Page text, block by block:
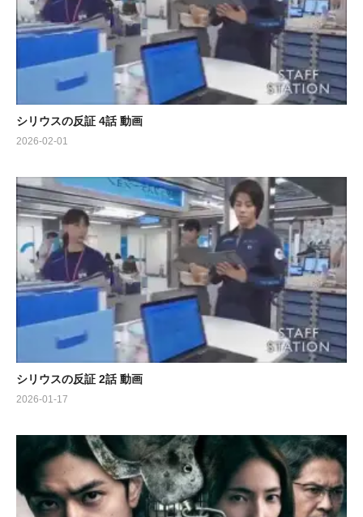
シリウスの反証 4話 動画
2026-02-01
シリウスの反証 2話 動画
2026-01-17